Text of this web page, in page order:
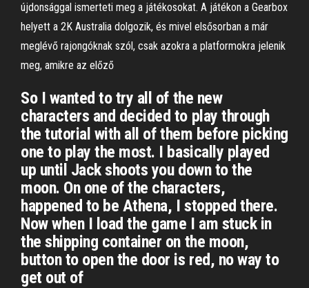
újdonsággal ismerteti meg a játékosokat. A játékon a Gearbox
helyett a 2K Australia dolgozik, és mivel elsősorban a már
meglévő rajongóknak szól, csak azokra a platformokra jelenik
meg, amikre az előző
So I wanted to try all of the new
characters and decided to play through
the tutorial with all of them before picking
one to play the most. I basically played
up until Jack shoots you down to the
moon. On one of the characters,
happened to be Athena, I stopped there.
Now when I load the game I am stuck in
the shipping container on the moon,
button to open the door is red, no way to
get out of